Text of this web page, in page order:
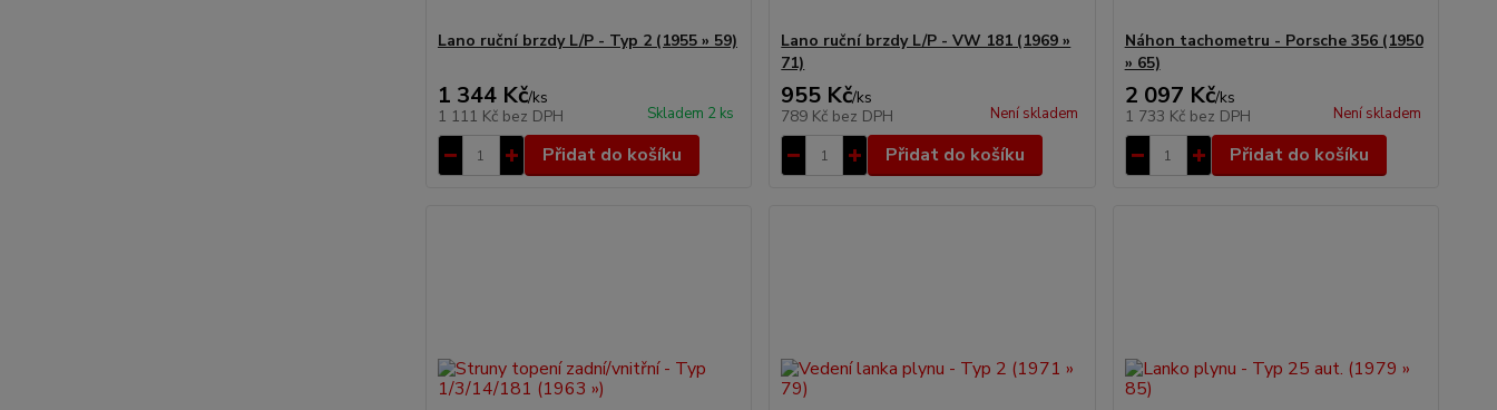
Lano ruční brzdy L/P - Typ 2 (1955 » 59)
1 344 Kč/ks
1 111 Kč bez DPH Skladem 2 ks
Přidat do košíku
Lano ruční brzdy L/P - VW 181 (1969 »
71)
955 Kč/ks
789 Kč bez DPH Není skladem
Přidat do košíku
Náhon tachometru - Porsche 356 (1950
» 65)
2 097 Kč/ks
1 733 Kč bez DPH Není skladem
Přidat do košíku